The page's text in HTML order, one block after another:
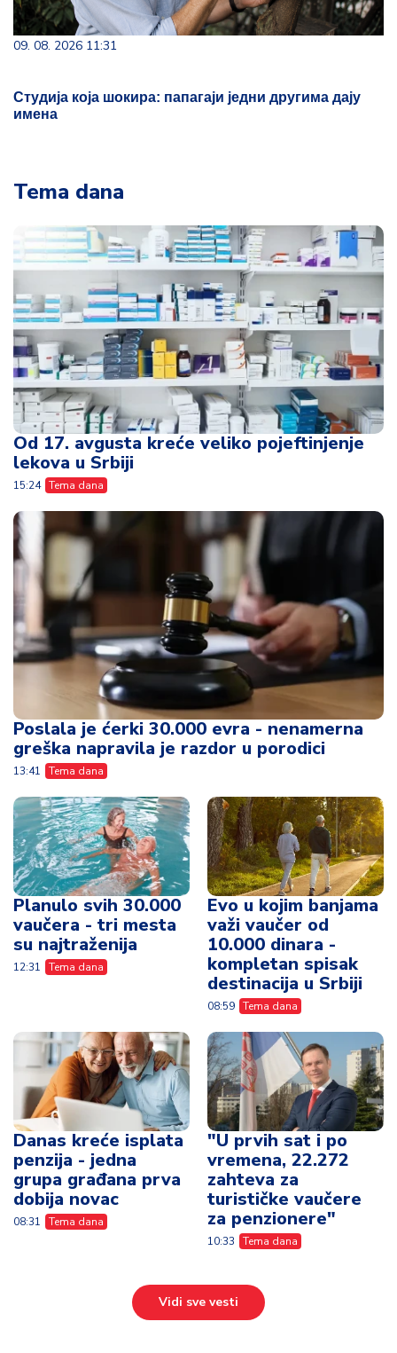
09. 08. 2026 11:31
Студија која шокира: папагаји једни другима дају
имена
Tema dana
Od 17. avgusta kreće veliko pojeftinjenje
lekova u Srbiji
15:24 Tema dana
Poslala je ćerki 30.000 evra - nenamerna
greška napravila je razdor u porodici
13:41 Tema dana
Planulo svih 30.000
vaučera - tri mesta
su najtraženija
12:31 Tema dana
Evo u kojim banjama
važi vaučer od
10.000 dinara -
kompletan spisak
destinacija u Srbiji
08:59 Tema dana
Danas kreće isplata
penzija - jedna
grupa građana prva
dobija novac
08:31 Tema dana
"U prvih sat i po
vremena, 22.272
zahteva za
turističke vaučere
za penzionere"
10:33 Tema dana
Vidi sve vesti